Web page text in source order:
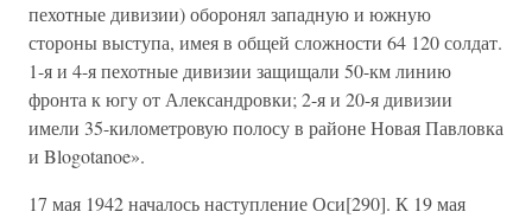
пехотные дивизии) оборонял западную и южную
стороны выступа, имея в общей сложности 64 120 солдат.
1-я и 4-я пехотные дивизии защищали 50-км линию
фронта к югу от Александровки; 2-я и 20-я дивизии
имели 35-километровую полосу в районе Новая Павловка
и Blogotanoe».
17 мая 1942 началось наступление Оси[290]. К 19 мая